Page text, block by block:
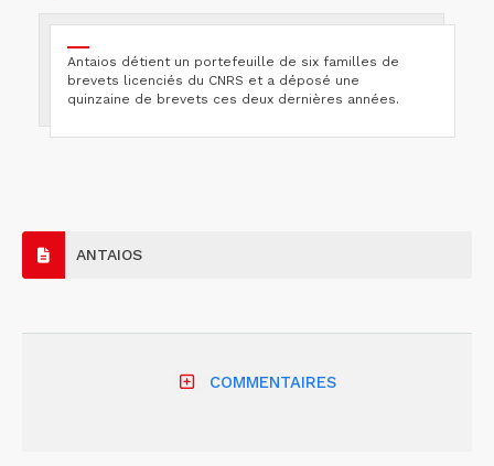
Antaios détient un portefeuille de six familles de
brevets licenciés du CNRS et a déposé une
quinzaine de brevets ces deux dernières années.
ANTAIOS
COMMENTAIRES